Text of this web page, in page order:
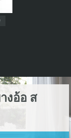
งอ้อ​ ส​